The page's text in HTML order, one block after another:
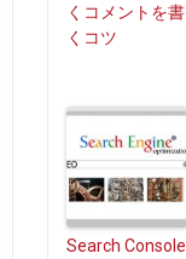
くコメントを書
くコツ
Search Console